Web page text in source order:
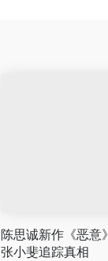
陈思诚新作《恶意
张小斐追踪真相